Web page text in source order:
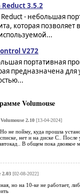
Reduct 3.5.2
- небольшая
которая позволяет
V272
портативная
предназначена для
Volumouse
Volumouse 2.10[13-04-2024]
не пойму, куда прошла
нет и на диске С.. После
В общем пока двоякое
2.03[02-08-2022]
но на 10-ке не работает,